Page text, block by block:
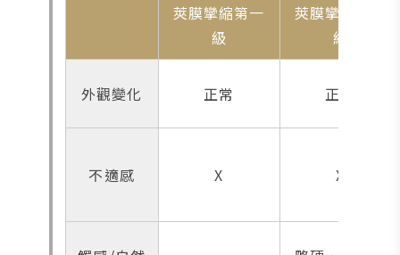
莢膜攣縮第一
級
莢膜攣縮第二
級
外觀變化 正常 正常
不適感 X X